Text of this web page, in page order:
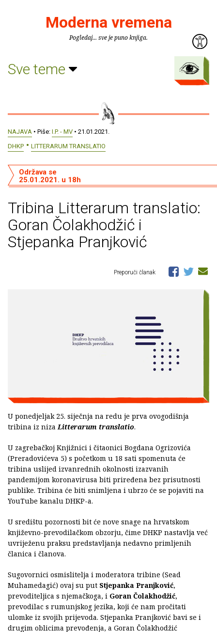
Moderna vremena
Pogledaj... sve je puno knjiga.
Sve teme
NAJAVA • Piše: I.P. - MV • 21.01.2021.
DHKP
LITTERARUM TRANSLATIO
Tribina Litterarum translatio:
Goran Čolakhodžić i
Stjepanka Pranjković
Održava se
25.01.2021. u 18h
Preporuči članak
U ponedjeljak 25. siječnja na redu je prva ovogodišnja
tribina iz niza Litterarum translatio.
U zagrebačkoj Knjižnici i čitaonici Bogdana Ogrizovića
(Preradovićeva 5) s početkom u 18 sati spomenuta će
tribina uslijed izvanrednih okolnosti izazvanih
pandemijom koronavirusa biti priređena bez prisutnosti
publike. Tribina će biti snimljena i ubrzo će se pojaviti na
YouTube kanalu DHKP-a.
U središtu pozornosti bit će nove snage na hrvatskom
književno-prevodilačkom obzorju, čime DHKP nastavlja već
uvriježenu praksu predstavljanja nedavno primljenih
članica i članova.
Sugovornici osmislitelja i moderatora tribine (Sead
Muhamedagić) ovaj su put Stjepanka Pranjković,
prevoditeljica s njemačkoga, i Goran Čolakhodžić,
prevodilac s rumunjskog jezika, koji će nam pročitati
ulomke iz svojih prijevoda. Stjepanka Pranjković bavi se i
drugim oblicima prevođenja, a Goran Čolakhodžić